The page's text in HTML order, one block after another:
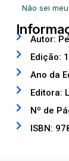
Não sei meu
Autor:
Edição: 1
Ano da
Editora:
Nº de
ISBN: